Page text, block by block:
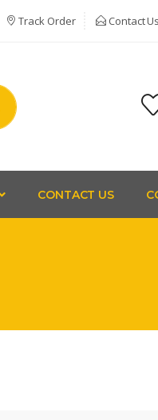
Track Order Contact Us
CONTACT US